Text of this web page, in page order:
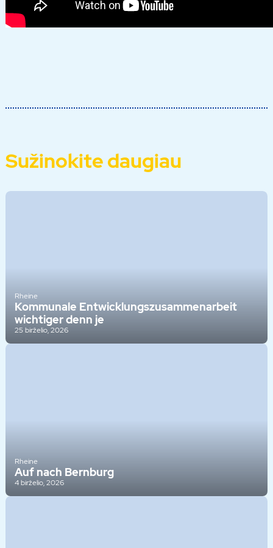
Sužinokite daugiau
Rheine
Kommunale Entwicklungszusammenarbeit
wichtiger denn je
25 birželio, 2026
Rheine
Auf nach Bernburg
4 birželio, 2026